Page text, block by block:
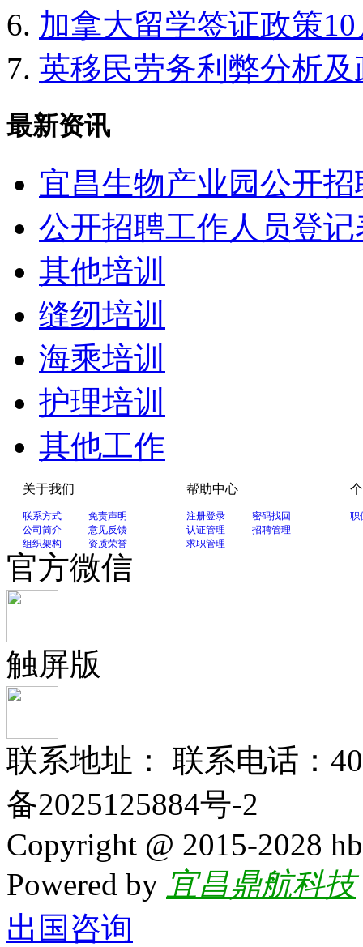
加拿大留学签证政策
英移民劳务利弊分析
最新资讯
宜昌生物产业园公开
公开招聘工作人员登记
其他培训
缝纫培训
海乘培训
护理培训
其他工作
关于我们
联系方式
免责声明
公司简介
意见反馈
组织架构
资质荣誉
帮助中心
注册登录
密码找回
认证管理
招聘管理
求职管理
职
官方微信
触屏版
联系地址： 联系电话：
备2025125884号-2
Copyright @ 2015-2028
Powered by 宜昌鼎航科技
出国咨询